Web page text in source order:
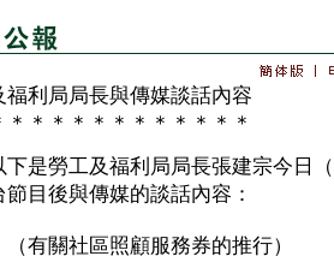
福利局局長與傳媒談話內容
＊＊＊＊＊＊＊＊＊＊＊＊
勞工及福利局局長張建宗今日（
節目後與傳媒的談話內容：
（有關社區照顧服務券的推行）